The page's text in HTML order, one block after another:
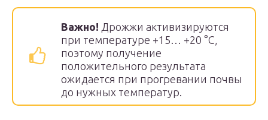
Важно! Дрожжи активизируются
при температуре +15… +20 °C,
поэтому получение
положительного результата
ожидается при прогревании почвы
до нужных температур.